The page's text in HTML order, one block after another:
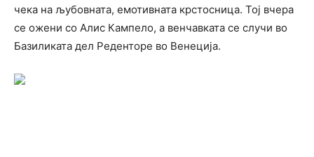
чека на љубовната, емотивната крстосница. Тој вчера
се ожени со Алис Кампело, а венчавката се случи во
Базиликата дел Реденторе во Венеција.